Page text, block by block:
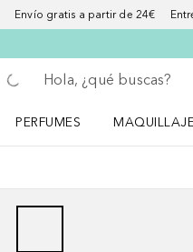
Envío gratis a partir de 24€
Regresar
Ejecutar búsqueda
PERFUMES